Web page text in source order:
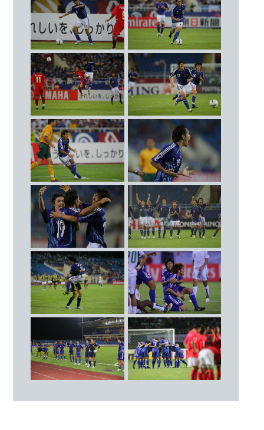
2007.7.21
準々決勝 オーストラリア
○ 1 - 1
[PK 4 – 3]（72’ 高原直泰）
2007.7.25
準決勝 サウジアラビア
● 2 - 3
（37’ 中澤佑二 53’ 阿部勇樹）
2007.7.28
３位決定戦 韓国
● 0 - 0
[PK 5 – 6]
４位
6 阿部 勇樹（浦和レッズ）
21
加地 亮（ガンバ大阪）
22 中澤 佑二（横浜Ｆ・マリノス）
29 伊野波 雅彦（ＦＣ東京）
MF
7 遠藤 保仁（ガンバ大阪）
8 羽生 直剛（ジェフユナイテッド千葉）
9 山岸 智（ジェフユナイテッド千葉）
10 中村 俊輔（セルティック／スコットラン
ド）
13 鈴木 啓太（浦和レッズ）
14 中村 憲剛（川崎フロンターレ）
24 橋本 英郎（ガンバ大阪）
28 太田 吉彰（ジュビロ磐田）
FW
11 佐藤 寿人（サンフレッチェ広島）
12 巻 誠一郎（ジェフユナイテッド千葉）
15 水野 晃樹（ジェフユナイテッド千葉）
高原 直泰（アイントラハト・フランクフル
ト／ドイツ）
20 矢野 貴章（アルビレックス新潟）
監督
イビチャ・オシム